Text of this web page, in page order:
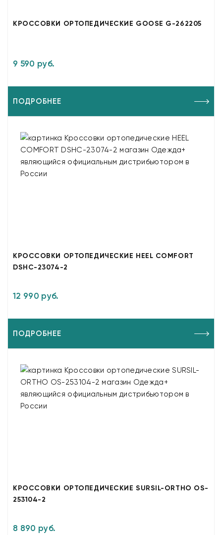
КРОССОВКИ ОРТОПЕДИЧЕСКИЕ GOOSE G-262205
9 590 руб.
ПОДРОБНЕЕ
КРОССОВКИ ОРТОПЕДИЧЕСКИЕ HEEL COMFORT
DSHC-23074-2
12 990 руб.
ПОДРОБНЕЕ
КРОССОВКИ ОРТОПЕДИЧЕСКИЕ SURSIL-ORTHO OS-
253104-2
8 890 руб.